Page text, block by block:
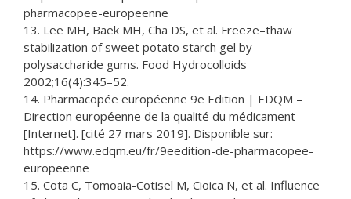
pharmacopee-europeenne
13. Lee MH, Baek MH, Cha DS, et al. Freeze–thaw
stabilization of sweet potato starch gel by
polysaccharide gums. Food Hydrocolloids
2002;16(4):345–52.
14. Pharmacopée européenne 9e Edition | EDQM –
Direction européenne de la qualité du médicament
[Internet]. [cité 27 mars 2019]. Disponible sur:
https://www.edqm.eu/fr/9eedition-de-pharmacopee-
europeenne
15. Cota C, Tomoaia-Cotisel M, Cioica N, et al. Influence